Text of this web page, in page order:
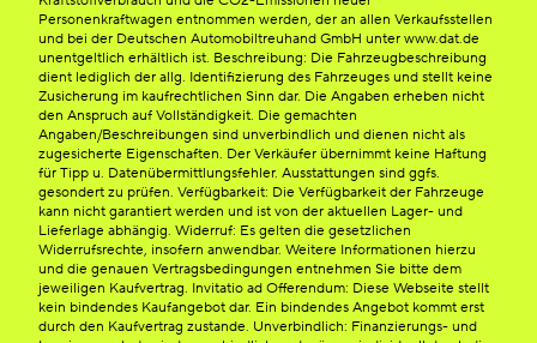
Personenkraftwagen entnommen werden, der an allen Verkaufsstellen
und bei der Deutschen Automobiltreuhand GmbH unter www.dat.de
unentgeltlich erhältlich ist. Beschreibung: Die Fahrzeugbeschreibung
dient lediglich der allg. Identifizierung des Fahrzeuges und stellt keine
Zusicherung im kaufrechtlichen Sinn dar. Die Angaben erheben nicht
den Anspruch auf Vollständigkeit. Die gemachten
Angaben/Beschreibungen sind unverbindlich und dienen nicht als
zugesicherte Eigenschaften. Der Verkäufer übernimmt keine Haftung
für Tipp u. Datenübermittlungsfehler. Ausstattungen sind ggfs.
gesondert zu prüfen. Verfügbarkeit: Die Verfügbarkeit der Fahrzeuge
kann nicht garantiert werden und ist von der aktuellen Lager- und
Lieferlage abhängig. Widerruf: Es gelten die gesetzlichen
Widerrufsrechte, insofern anwendbar. Weitere Informationen hierzu
und die genauen Vertragsbedingungen entnehmen Sie bitte dem
jeweiligen Kaufvertrag. Invitatio ad Offerendum: Diese Webseite stellt
kein bindendes Kaufangebot dar. Ein bindendes Angebot kommt erst
durch den Kaufvertrag zustande. Unverbindlich: Finanzierungs- und